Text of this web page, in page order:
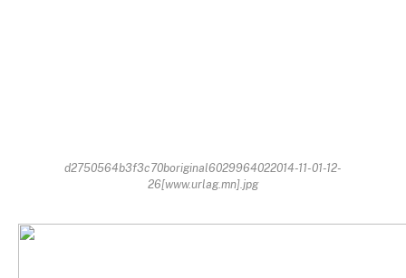
d2750564b3f3c70boriginal6029964022014-11-01-12-
26[www.urlag.mn].jpg